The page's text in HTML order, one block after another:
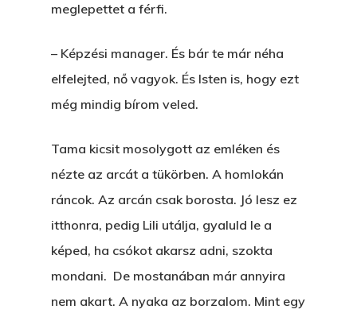
meglepettet a férfi.
– Képzési manager. És bár te már néha
elfelejted, nő vagyok. És Isten is, hogy ezt
még mindig bírom veled.
Tama kicsit mosolygott az emléken és
nézte az arcát a tükörben. A homlokán
ráncok. Az arcán csak borosta. Jó lesz ez
itthonra, pedig Lili utálja, gyaluld le a
képed, ha csókot akarsz adni, szokta
mondani. De mostanában már annyira
nem akart. A nyaka az borzalom. Mint egy